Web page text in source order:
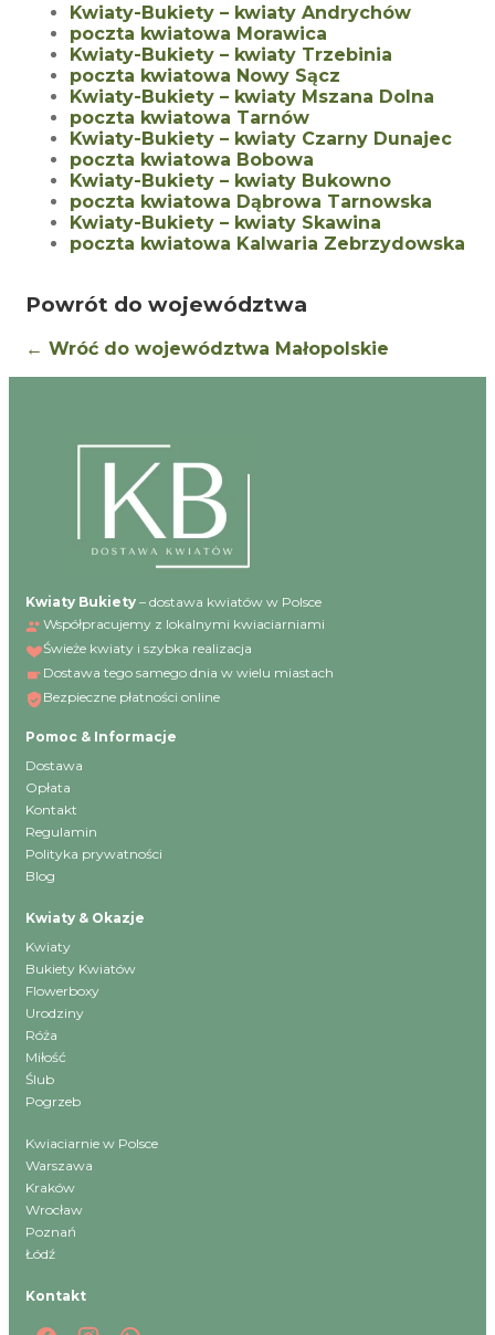
Kwiaty-Bukiety – kwiaty Andrychów
poczta kwiatowa Morawica
Kwiaty-Bukiety – kwiaty Trzebinia
poczta kwiatowa Nowy Sącz
Kwiaty-Bukiety – kwiaty Mszana Dolna
poczta kwiatowa Tarnów
Kwiaty-Bukiety – kwiaty Czarny Dunajec
poczta kwiatowa Bobowa
Kwiaty-Bukiety – kwiaty Bukowno
poczta kwiatowa Dąbrowa Tarnowska
Kwiaty-Bukiety – kwiaty Skawina
poczta kwiatowa Kalwaria Zebrzydowska
Powrót do województwa
← Wróć do województwa Małopolskie
Kwiaty Bukiety – dostawa kwiatów w Polsce
Współpracujemy z lokalnymi kwiaciarniami
Świeże kwiaty i szybka realizacja
Dostawa tego samego dnia w wielu miastach
Bezpieczne płatności online
Pomoc & Informacje
Dostawa
Opłata
Kontakt
Regulamin
Polityka prywatności
Blog
Kwiaty & Okazje
Kwiaty
Bukiety Kwiatów
Flowerboxy
Urodziny
Róża
Miłość
Ślub
Pogrzeb
Kwiaciarnie w Polsce
Warszawa
Kraków
Wrocław
Poznań
Łódź
Kontakt